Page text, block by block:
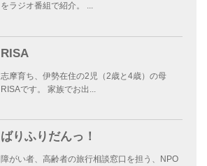
をラジオ番組で紹介。 ...
RISA
志摩育ち、伊勢在住の2児（2歳と4歳）の母
RISAです。 家族でお出...
ばりふりだんっ！
障がい者、高齢者の旅行相談窓口を担う、NPO